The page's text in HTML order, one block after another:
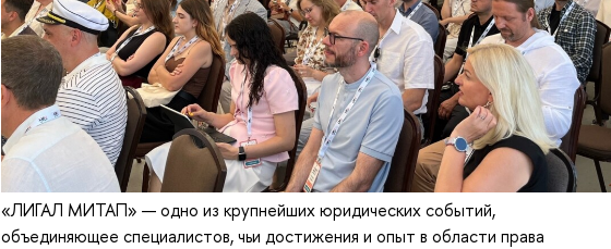
«ЛИГАЛ МИТАП» — одно из крупнейших юридических событий,
объединяющее специалистов, чьи достижения и опыт в области права